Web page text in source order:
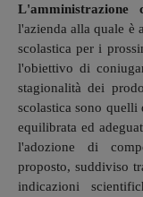
L'amministrazione
l'azienda alla quale è
scolastica per i
l'obiettivo di
stagionalità dei
scolastica sono
equilibrata ed
l'adozione di
proposto, suddiviso
indicazioni